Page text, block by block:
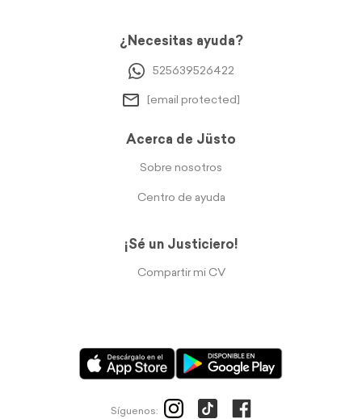
¿Necesitas ayuda?
525639526422
[email protected]
Acerca de Jüsto
Sobre nosotros
Centro de ayuda
¡Sé un Justiciero!
Compartir mi CV
Síguenos: